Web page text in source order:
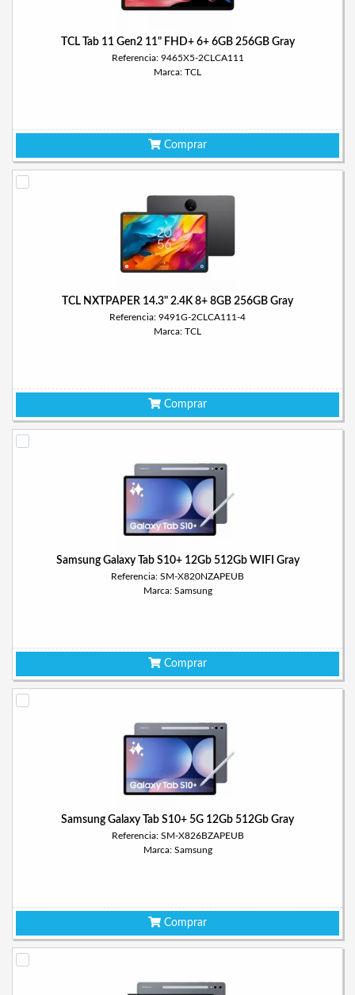
TCL Tab 11 Gen2 11" FHD+ 6+ 6GB 256GB Gray
Referencia: 9465X5-2CLCA111
Marca: TCL
Comprar
TCL NXTPAPER 14.3" 2.4K 8+ 8GB 256GB Gray
Referencia: 9491G-2CLCA111-4
Marca: TCL
Comprar
Samsung Galaxy Tab S10+ 12Gb 512Gb WIFI Gray
Referencia: SM-X820NZAPEUB
Marca: Samsung
Comprar
Samsung Galaxy Tab S10+ 5G 12Gb 512Gb Gray
Referencia: SM-X826BZAPEUB
Marca: Samsung
Comprar